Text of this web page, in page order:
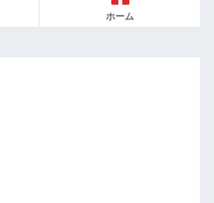
ホーム